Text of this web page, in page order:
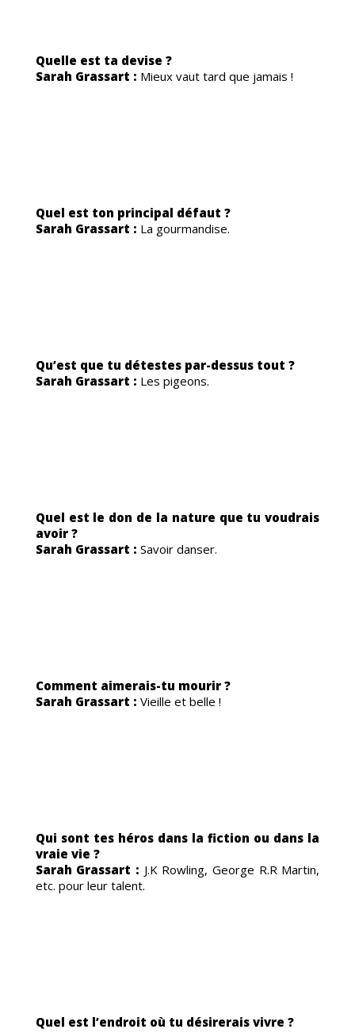
Quelle est ta devise ?
Sarah Grassart : Mieux vaut tard que jamais !
Quel est ton principal défaut ?
Sarah Grassart : La gourmandise.
Qu’est que tu détestes par-dessus tout ?
Sarah Grassart : Les pigeons.
Quel est le don de la nature que tu voudrais
avoir ?
Sarah Grassart : Savoir danser.
Comment aimerais-tu mourir ?
Sarah Grassart : Vieille et belle !
Qui sont tes héros dans la fiction ou dans la
vraie vie ?
Sarah Grassart : J.K Rowling, George R.R Martin,
etc. pour leur talent.
Quel est l’endroit où tu désirerais vivre ?